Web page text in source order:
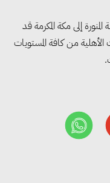
إلى مكة المكرمة قد
من كافة المستويات
البرازيل و
الصناعية
إلى مصر
والوزارة تدعو
وعدم